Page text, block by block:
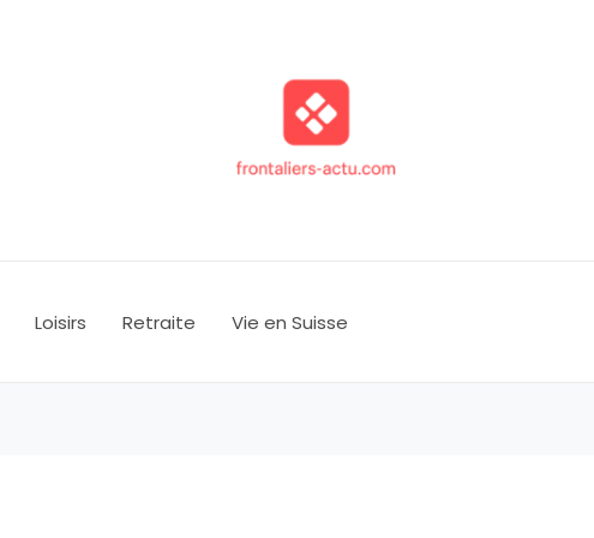
Loisirs Retraite Vie en Suisse